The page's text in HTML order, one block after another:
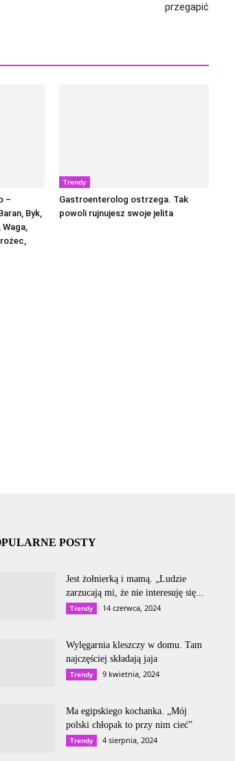
przegapić
–
Byk,
Waga,
Trendy
Gastroenterolog ostrzega. Tak
powoli rujnujesz swoje jelita
POSTY
Jest żołnierką i mamą. „Ludzie
zarzucają mi, że nie interesuję się...
Trendy 14 czerwca, 2024
Wylęgarnia kleszczy w domu. Tam
najczęściej składają jaja
Trendy 9 kwietnia, 2024
Ma egipskiego kochanka. „Mój
polski chłopak to przy nim cieć”
Trendy 4 sierpnia, 2024